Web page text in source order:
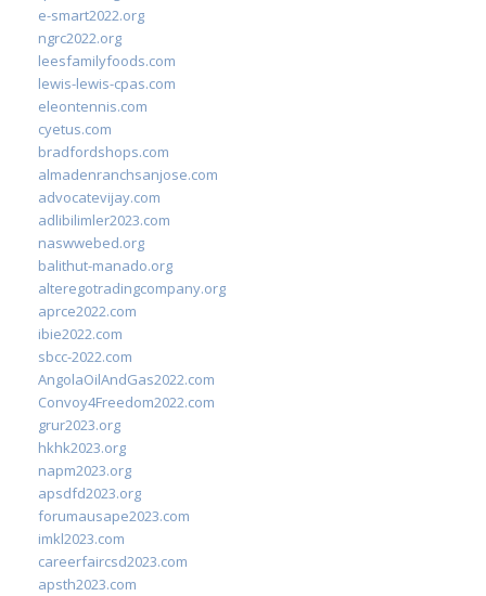
e-smart2022.org
ngrc2022.org
leesfamilyfoods.com
lewis-lewis-cpas.com
eleontennis.com
cyetus.com
bradfordshops.com
almadenranchsanjose.com
advocatevijay.com
adlibilimler2023.com
naswwebed.org
balithut-manado.org
alteregotradingcompany.org
aprce2022.com
ibie2022.com
sbcc-2022.com
AngolaOilAndGas2022.com
Convoy4Freedom2022.com
grur2023.org
hkhk2023.org
napm2023.org
apsdfd2023.org
forumausape2023.com
imkl2023.com
careerfaircsd2023.com
apsth2023.com